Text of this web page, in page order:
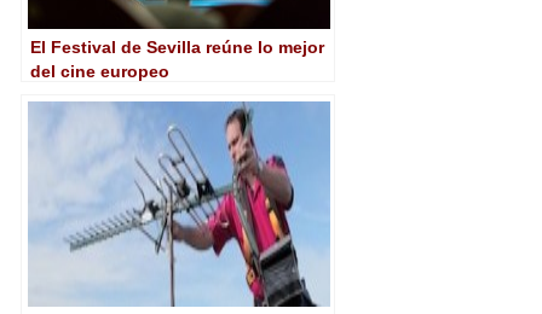
El Festival de Sevilla reúne lo mejor
del cine europeo